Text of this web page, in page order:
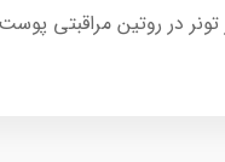
تونر در روتین